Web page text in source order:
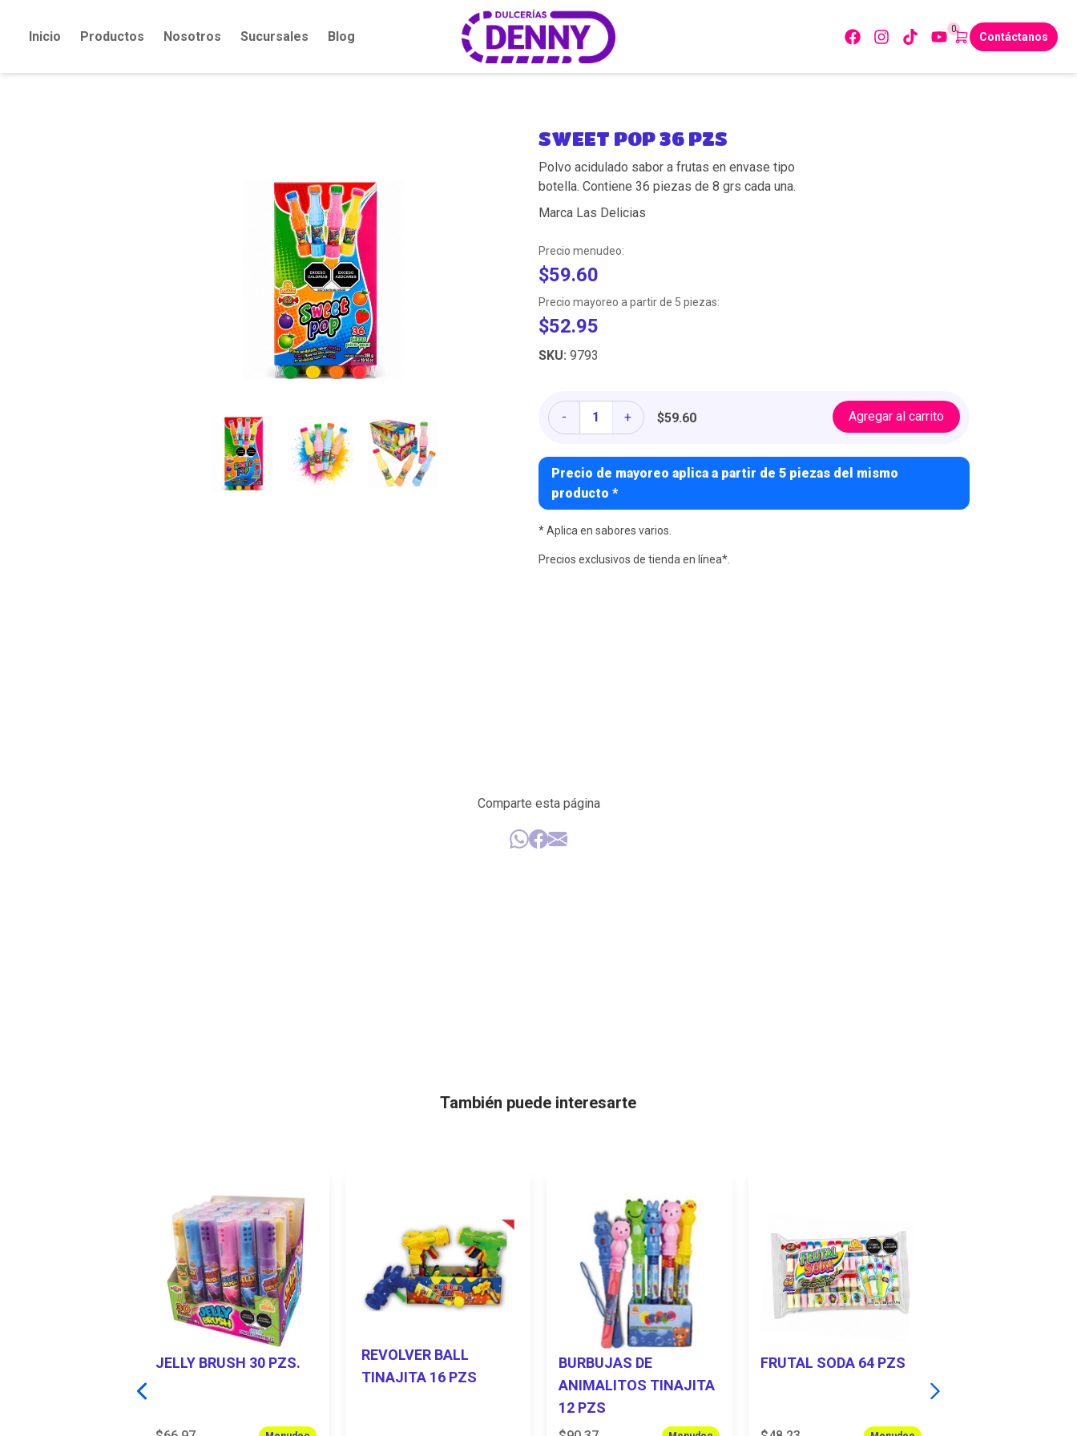
Inicio Productos Nosotros Sucursales Blog Contáctanos
0
SWEET POP 36 PZS
Polvo acidulado sabor a frutas en envase tipo
botella. Contiene 36 piezas de 8 grs cada una.
Marca Las Delicias
Precio menudeo:
$59.60
Precio mayoreo a partir de 5 piezas:
$52.95
SKU: 9793
-
Cantidad + $59.60 Agregar al carrito
Precio de mayoreo aplica a partir de 5 piezas del mismo
producto *
* Aplica en sabores varios.
Precios exclusivos de tienda en línea*.
Comparte esta página
También puede interesarte
JELLY BRUSH 30 PZS.
REVOLVER BALL
TINAJITA 16 PZS
BURBUJAS DE
ANIMALITOS TINAJITA
12 PZS
FRUTAL SODA 64 PZS